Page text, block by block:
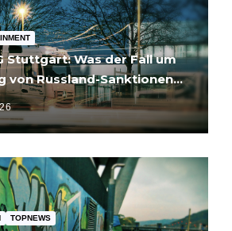
Stuttgart: Was der Fall um
von Russland-Sanktionen
bedeutet
TOPNEWS